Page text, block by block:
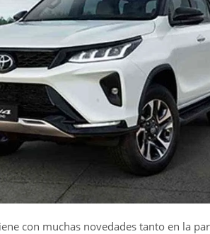
con muchas novedades tanto en la